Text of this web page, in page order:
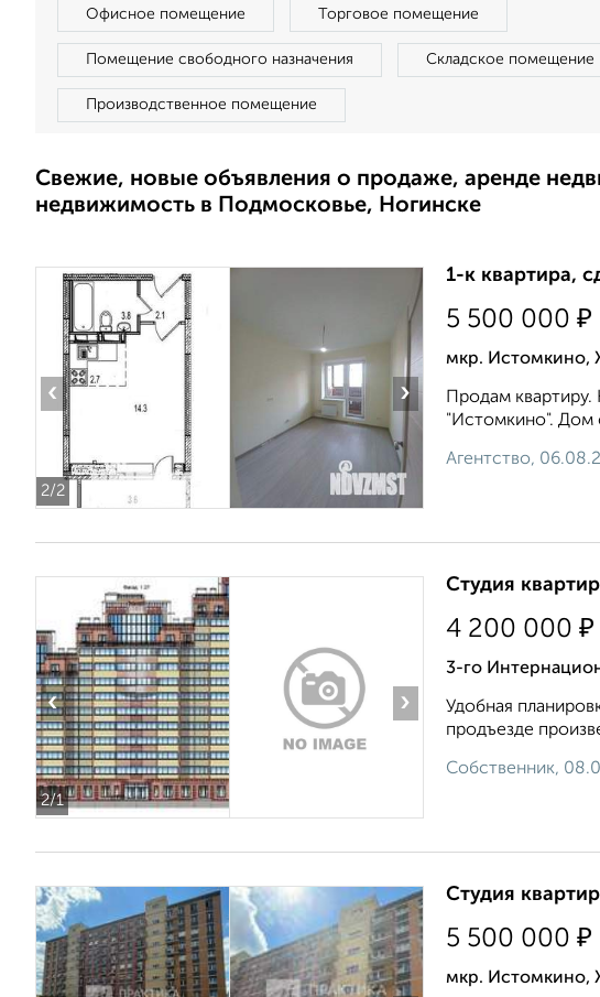
Офисное помещение Торговое помещение
Помещение свободного назначения Складское помещение
Производственное помещение
Свежие, новые объявления о продаже, аренде
недвижимость в Подмосковье, Ногинске
2/2
‹ ›
1-к квартира,
5 500 000 ₽
мкр. Истомкино,
Продам
"Истомкино". Дом
Агентство,
2/1
‹ ›
Студия
4 200 000 ₽
3-го
Удобнaя
продъезде
Собственник,
Студия
5 500 000 ₽
мкр. Истомкино,